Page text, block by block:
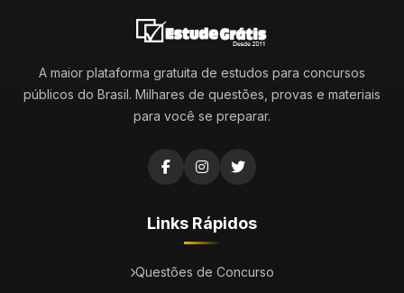
A maior plataforma gratuita de estudos para concursos
públicos do Brasil. Milhares de questões, provas e materiais
para você se preparar.
Links Rápidos
Questões de Concurso